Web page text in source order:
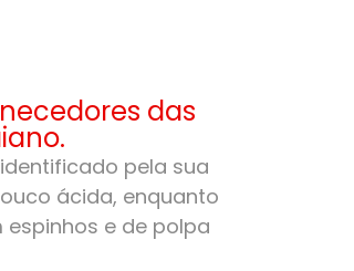
das
pela sua
ácida, enquanto
e de polpa